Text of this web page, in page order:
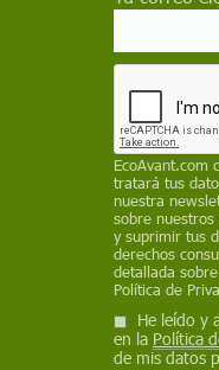
terrestre a
altura.
parece tener
todas las estrellas
se utiliza para
radiante en la
de estrellas, basta
El OAN recuerda
obstáculos para la
EcoAvant.com
tratará tus
nuestra
sobre nuestros
y suprimir tus
derechos
detallada
Política de
He leído y
en la Política
de mis datos